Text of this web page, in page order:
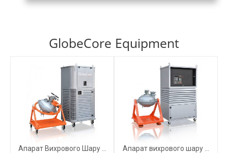
GlobeCore Equipment
Апарат Вихрового Шару ... Апарат вихрового шару ...